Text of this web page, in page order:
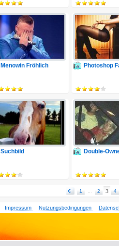
Menowin Fröhlich Photoshop
Suchbild Double-
1 2 3 4
Impressum Nutzungsbedingungen